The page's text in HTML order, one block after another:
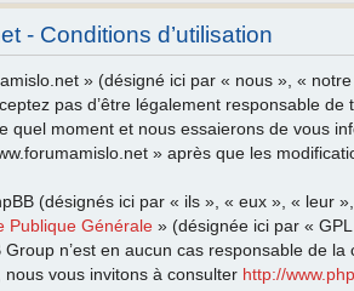
- Conditions d’utilisation
» (désigné ici par « nous », «
pas d’être légalement responsable
quel moment et nous essaierons de vous
» après que les
(désignés ici par « ils », « eux », « leur
Publique Générale » (désignée ici par «
n’est en aucun cas responsable de
nous vous invitons à consulter http://